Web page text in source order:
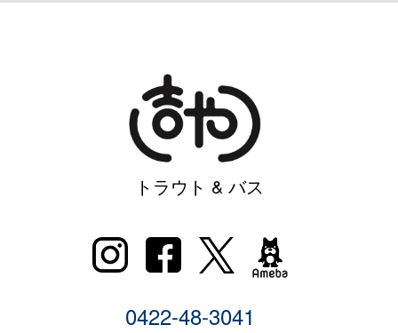
トラウト & バス
0422-48-3041